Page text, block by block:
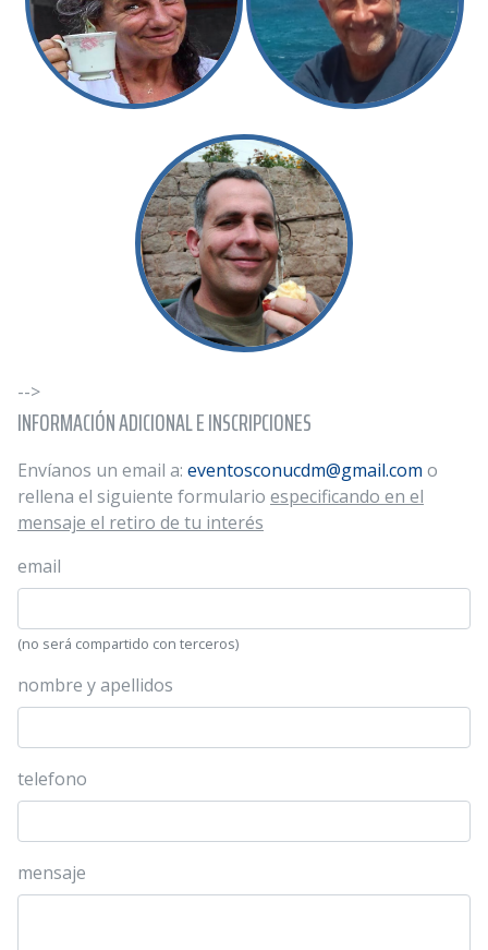
-->
INFORMACIÓN ADICIONAL E INSCRIPCIONES
Envíanos un email a: eventosconucdm@gmail.com o
rellena el siguiente formulario especificando en el
mensaje el retiro de tu interés
email
(no será compartido con terceros)
nombre y apellidos
telefono
mensaje